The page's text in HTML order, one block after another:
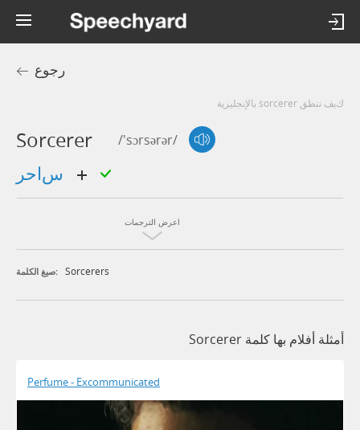
رجوع
كيف تنطق sorcerer بالإنجليزية
Sorcerer /'sɔrsərər/
اعرض الترجمات
صيغ الكلمة: Sorcerers
أمثلة أفلام بها كلمة Sorcerer
Perfume - Excommunicated